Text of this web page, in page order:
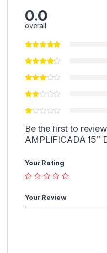
0.0
overall
Be the first to
AMPLIFICADA 15″
Your Rating
Your Review